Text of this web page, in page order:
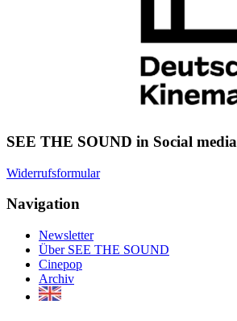
SEE THE SOUND in Social media
Widerrufsformular
Navigation
Newsletter
Über SEE THE SOUND
Cinepop
Archiv